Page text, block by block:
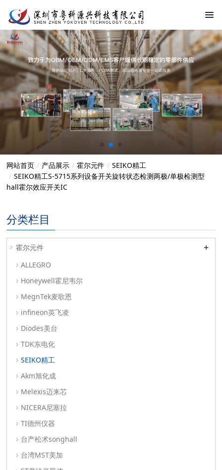
网站首页 产品展示 霍尔元件
SEIKO精工
SEIKO精工S-5715系列设备开关旋转状态检测两极/单极检测型
hall霍尔效应开关IC
分类栏目
霍尔元件 +
ALLEGRO
Honeywell霍尼韦尔
MegnTek麦歌恩
infineon英飞凌
Diodes美台
TDK东电化
SEIKO精工
Akm旭化成
Melexis迈来芯
NICERA尼塞拉
TI德州仪器
台产松术songhall
台湾MST美加